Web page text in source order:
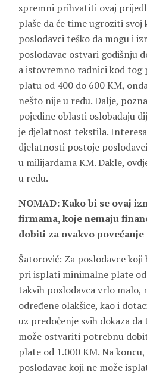
spremni prihvatiti ovaj
plaše da će time ugroziti
poslodavci teško da mogu i
poslodavac ostvari godišnju
a istovremno radnici kod tog
platu od 400 do 600 KM,
nešto nije u redu. Dalje,
pojedine oblasti oslobađaju
je djelatnost tekstila.
djelatnosti postoje
u milijardama KM. Dakle,
u redu.
NOMAD: Kako bi se ovaj
firmama, koje nemaju
dobiti za ovakvo
Šatorović: Za poslodavce
pri isplati minimalne plate od
takvih poslodavca vrlo malo,
određene olakšice, kao i
uz predočenje svih dokaza
može ostvariti potrebnu
plate od 1.000 KM. Na
poslodavac koji ne može